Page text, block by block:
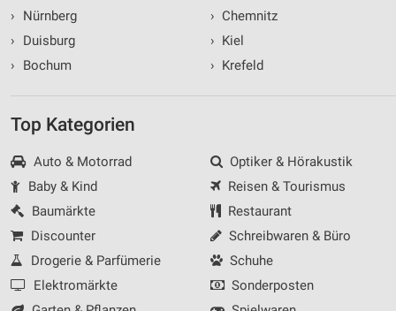
›
Nürnberg
›
Duisburg
›
Bochum
› Chemnitz
› Kiel
› Krefeld
Top Kategorien
Auto & Motorrad
Baby & Kind
Baumärkte
Discounter
Drogerie & Parfümerie
Elektromärkte
Optiker & Hörakustik
Reisen & Tourismus
Restaurant
Schreibwaren & Büro
Schuhe
Sonderposten